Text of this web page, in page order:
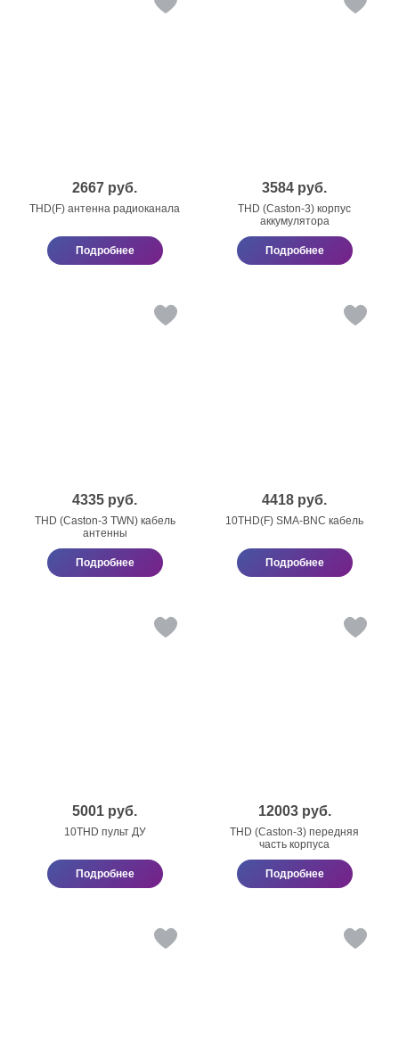
2667 руб.
THD(F) антенна радиоканала
Подробнее
3584 руб.
THD (Caston-3) корпус
аккумулятора
Подробнее
4335 руб.
THD (Caston-3 TWN) кабель
антенны
Подробнее
4418 руб.
10THD(F) SMA-BNC кабель
Подробнее
5001 руб.
10THD пульт ДУ
Подробнее
12003 руб.
THD (Caston-3) передняя
часть корпуса
Подробнее